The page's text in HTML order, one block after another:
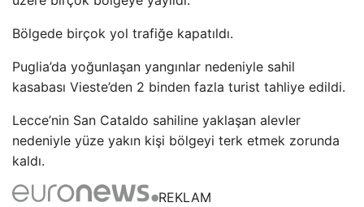
Bölgede birçok yol trafiğe kapatıldı.
Puglia’da yoğunlaşan yangınlar nedeniyle sahil
kasabası Vieste’den 2 binden fazla turist tahliye edildi.
Lecce’nin San Cataldo sahiline yaklaşan alevler
nedeniyle yüze yakın kişi bölgeyi terk etmek zorunda
kaldı.
REKLAM